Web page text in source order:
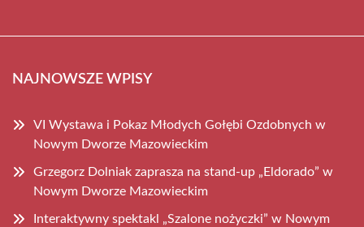
NAJNOWSZE WPISY
VI Wystawa i Pokaz Młodych Gołębi Ozdobnych w
Nowym Dworze Mazowieckim
Grzegorz Dolniak zaprasza na stand-up „Eldorado” w
Nowym Dworze Mazowieckim
Interaktywny spektakl „Szalone nożyczki” w Nowym